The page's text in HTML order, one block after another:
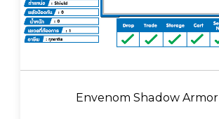
Envenom Shadow Armor